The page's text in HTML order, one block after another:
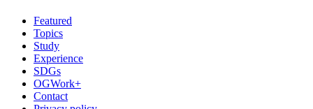
Featured
Topics
Study
Experience
SDGs
OGWork+
Contact